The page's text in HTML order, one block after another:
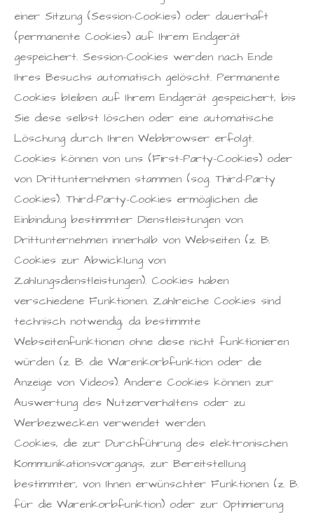
einer Sitzung (Session-Cookies) oder dauerhaft
(permanente Cookies) auf Ihrem Endgerät
gespeichert. Session-Cookies werden nach Ende
Ihres Besuchs automatisch gelöscht. Permanente
Cookies bleiben auf Ihrem Endgerät gespeichert, bis
Sie diese selbst löschen oder eine automatische
Löschung durch Ihren Webbrowser erfolgt.
Cookies können von uns (First-Party-Cookies) oder
von Drittunternehmen stammen (sog. Third-Party
Cookies). Third-Party-Cookies ermöglichen die
Einbindung bestimmter Dienstleistungen von
Drittunternehmen innerhalb von Webseiten (z. B.
Cookies zur Abwicklung von
Zahlungsdienstleistungen). Cookies haben
verschiedene Funktionen. Zahlreiche Cookies sind
technisch notwendig, da bestimmte
Webseitenfunktionen ohne diese nicht funktionieren
würden (z. B. die Warenkorbfunktion oder die
Anzeige von Videos). Andere Cookies können zur
Auswertung des Nutzerverhaltens oder zu
Werbezwecken verwendet werden.
Cookies, die zur Durchführung des elektronischen
Kommunikationsvorgangs, zur Bereitstellung
bestimmter, von Ihnen erwünschter Funktionen (z. B.
für die Warenkorbfunktion) oder zur Optimierung